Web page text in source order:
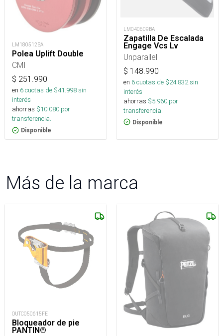
LM180512BA
Polea Uplift Double
CMI
$ 251.990
en 6cuotas de $41.998sin
interés
ahorras $10.080 por
transferencia.
Disponible
LM040609BA
Zapatilla De Escalada
Engage Vcs Lv
Unparallel
$ 148.990
en 6cuotas de $24.832sin
interés
ahorras $5.960 por
transferencia.
Disponible
Más de la marca
OUTC050615FE
Bloqueador de pie
PANTIN®